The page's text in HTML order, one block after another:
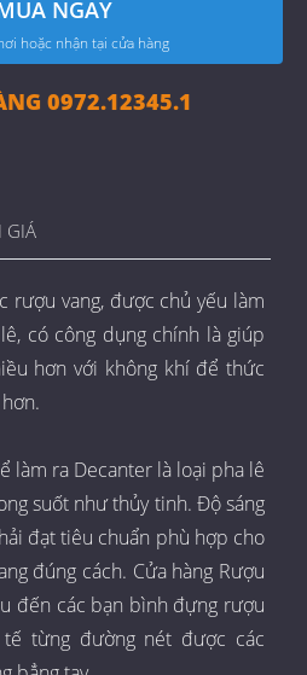
NGAY
hoặc nhận tại cửa hàng
0972.12345.1
GIÁ
rượu vang, được chủ yếu làm
có công dụng chính là giúp
hơn với không khí để thức
làm ra Decanter là loại pha lê
suốt như thủy tinh. Độ sáng
đạt tiêu chuẩn phù hợp cho
đúng cách. Cửa hàng Rượu
đến các bạn bình đựng rượu
từng đường nét được các